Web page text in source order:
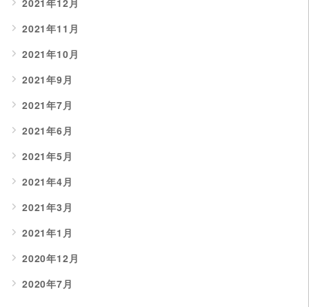
2021年11月
2021年10月
2021年9月
2021年7月
2021年6月
2021年5月
2021年4月
2021年3月
2021年1月
2020年12月
2020年7月